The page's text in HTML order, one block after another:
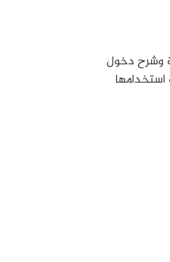
وشرح دخول